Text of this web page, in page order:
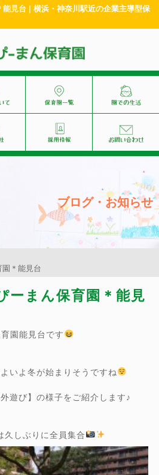
見台 | 横浜・神奈川駅近の企業主導型保
ブログ・お知らせ
園＊能見台
ーまん保育園＊能見
園能見台です
いよ冬が始まりそうですね
遊び】の様子をご紹介します♪
久しぶりに全員集合